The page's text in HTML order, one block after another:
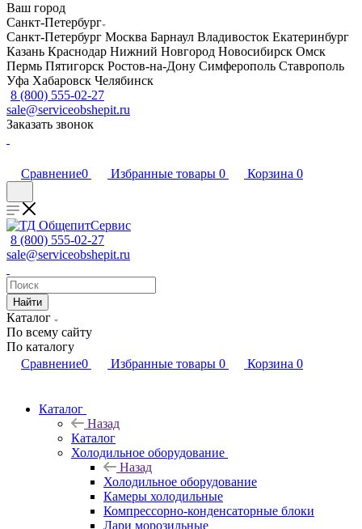
Ваш город
Санкт-Петербург
Санкт-Петербург Москва Барнаул Владивосток Екатеринбург
Казань Краснодар Нижний Новгород Новосибирск Омск
Пермь Пятигорск Ростов-на-Дону Симферополь Ставрополь
Уфа Хабаровск Челябинск
8 (800) 555-02-27
sale@serviceobshepit.ru
Заказать звонок
Сравнение0 Избранные товары 0 Корзина 0
8 (800) 555-02-27
sale@serviceobshepit.ru
Найти
Каталог
По всему сайту
По каталогу
Сравнение0 Избранные товары 0 Корзина 0
Каталог
Назад
Каталог
Холодильное оборудование
Назад
Холодильное оборудование
Камеры холодильные
Компрессорно-конденсаторные блоки
Лари морозильные